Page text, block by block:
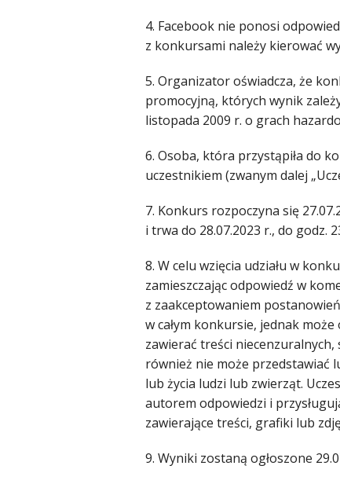
4. Facebook nie ponosi
z konkursami należy kierować
5. Organizator oświadcza, że
promocyjną, których wynik
listopada 2009 r. o grach
6. Osoba, która przystąpiła do
uczestnikiem (zwanym dalej
7. Konkurs rozpoczyna się
i trwa do 28.07.2023 r., do godz.
8. W celu wzięcia udziału w
zamieszczając odpowiedź w
z zaakceptowaniem
w całym konkursie, jednak
zawierać treści
również nie może przedstawiać
lub życia ludzi lub zwierząt.
autorem odpowiedzi i
zawierające treści, grafiki lub
9. Wyniki zostaną ogłoszone